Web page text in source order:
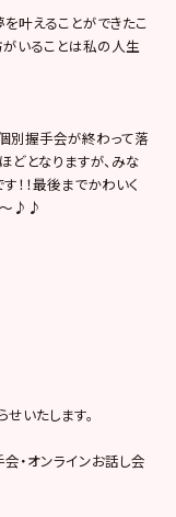
叶えることができたこ
がいることは私の人生
別握手会が終わって落
どとなりますが、みな
！！最後までかわいく
〜♪♪
いたします。
・オンラインお話し会